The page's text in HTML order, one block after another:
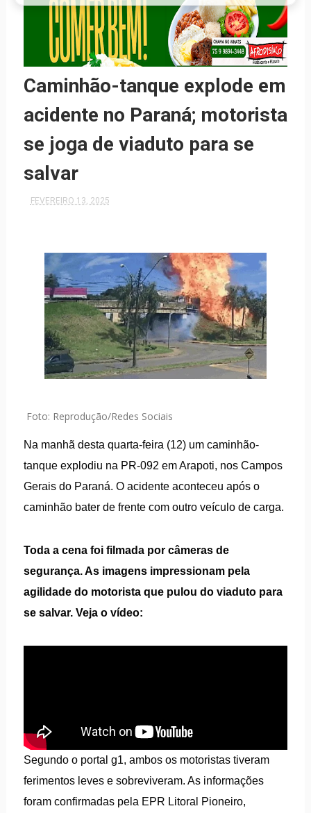
Caminhão-tanque explode em
acidente no Paraná; motorista
se joga de viaduto para se
salvar
FEVEREIRO 13, 2025
Foto: Reprodução/Redes Sociais
Na manhã desta quarta-feira (12) um caminhão-
tanque explodiu na PR-092 em Arapoti, nos Campos
Gerais do Paraná. O acidente aconteceu após o
caminhão bater de frente com outro veículo de carga.
Toda a cena foi filmada por câmeras de
segurança. As imagens impressionam pela
agilidade do motorista que pulou do viaduto para
se salvar. Veja o vídeo:
Segundo o portal g1, ambos os motoristas tiveram
ferimentos leves e sobreviveram. As informações
foram confirmadas pela EPR Litoral Pioneiro,